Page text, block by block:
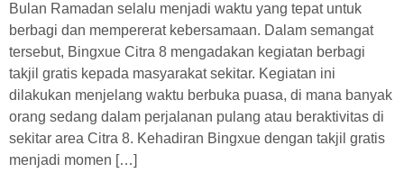
Bulan Ramadan selalu menjadi waktu yang tepat untuk
berbagi dan mempererat kebersamaan. Dalam semangat
tersebut, Bingxue Citra 8 mengadakan kegiatan berbagi
takjil gratis kepada masyarakat sekitar. Kegiatan ini
dilakukan menjelang waktu berbuka puasa, di mana banyak
orang sedang dalam perjalanan pulang atau beraktivitas di
sekitar area Citra 8. Kehadiran Bingxue dengan takjil gratis
menjadi momen […]